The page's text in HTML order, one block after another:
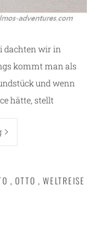
dachten wir in
kommt man als
und wenn
hätte, stellt
, OTTO , WELTREISE